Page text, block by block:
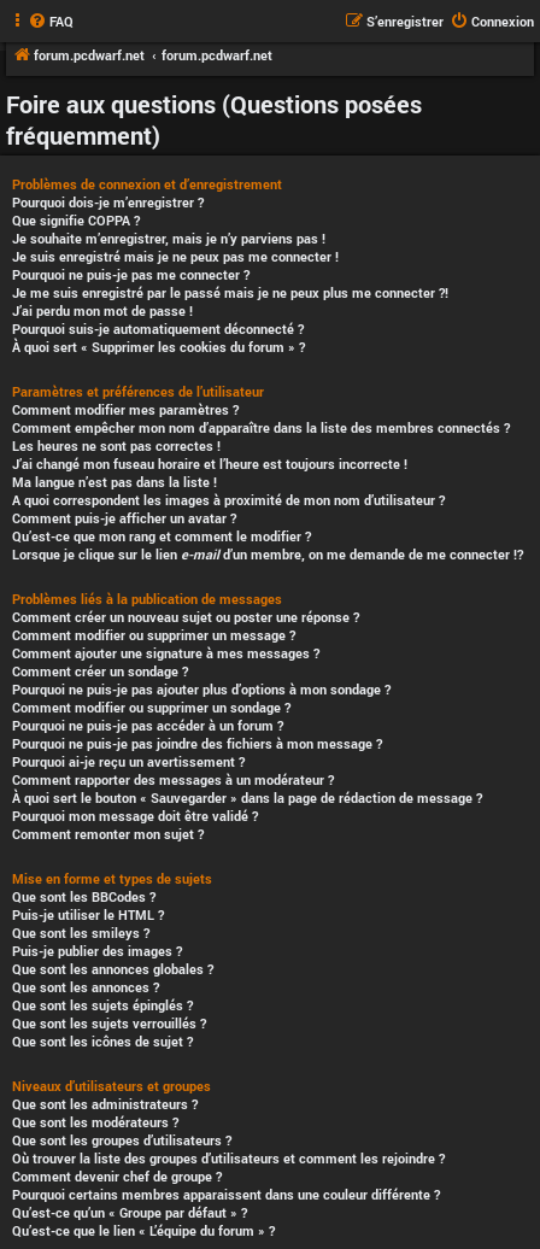
FAQ Connexion
S’enregistrer
forum.pcdwarf.net
forum.pcdwarf.net
Foire aux questions (Questions posées
fréquemment)
Problèmes de connexion et d’enregistrement
Pourquoi dois-je m’enregistrer ?
Que signifie COPPA ?
Je souhaite m’enregistrer, mais je n’y parviens pas !
Je suis enregistré mais je ne peux pas me connecter !
Pourquoi ne puis-je pas me connecter ?
Je me suis enregistré par le passé mais je ne peux plus me connecter ?!
J’ai perdu mon mot de passe !
Pourquoi suis-je automatiquement déconnecté ?
À quoi sert « Supprimer les cookies du forum » ?
Paramètres et préférences de l’utilisateur
Comment modifier mes paramètres ?
Comment empêcher mon nom d’apparaître dans la liste des membres connectés ?
Les heures ne sont pas correctes !
J’ai changé mon fuseau horaire et l’heure est toujours incorrecte !
Ma langue n’est pas dans la liste !
A quoi correspondent les images à proximité de mon nom d’utilisateur ?
Comment puis-je afficher un avatar ?
Qu’est-ce que mon rang et comment le modifier ?
Lorsque je clique sur le lien e-maild’un membre, on me demande de me connecter !?
Problèmes liés à la publication de messages
Comment créer un nouveau sujet ou poster une réponse ?
Comment modifier ou supprimer un message ?
Comment ajouter une signature à mes messages ?
Comment créer un sondage ?
Pourquoi ne puis-je pas ajouter plus d’options à mon sondage ?
Comment modifier ou supprimer un sondage ?
Pourquoi ne puis-je pas accéder à un forum ?
Pourquoi ne puis-je pas joindre des fichiers à mon message ?
Pourquoi ai-je reçu un avertissement ?
Comment rapporter des messages à un modérateur ?
À quoi sert le bouton « Sauvegarder » dans la page de rédaction de message ?
Pourquoi mon message doit être validé ?
Comment remonter mon sujet ?
Mise en forme et types de sujets
Que sont les BBCodes ?
Puis-je utiliser le HTML ?
Que sont les smileys ?
Puis-je publier des images ?
Que sont les annonces globales ?
Que sont les annonces ?
Que sont les sujets épinglés ?
Que sont les sujets verrouillés ?
Que sont les icônes de sujet ?
Niveaux d’utilisateurs et groupes
Que sont les administrateurs ?
Que sont les modérateurs ?
Que sont les groupes d’utilisateurs ?
Où trouver la liste des groupes d’utilisateurs et comment les rejoindre ?
Comment devenir chef de groupe ?
Pourquoi certains membres apparaissent dans une couleur différente ?
Qu’est-ce qu’un « Groupe par défaut » ?
Qu’est-ce que le lien « L’équipe du forum » ?